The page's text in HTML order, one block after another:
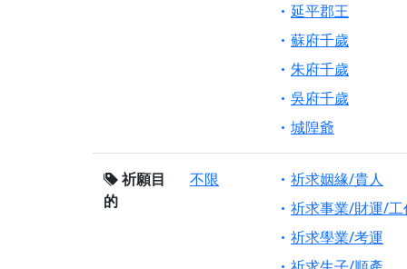
延平郡王
蘇府千歲
朱府千歲
吳府千歲
城隍爺
祈願目
的
不限
祈求姻緣/貴人
祈求事業/財運/工
祈求學業/考運